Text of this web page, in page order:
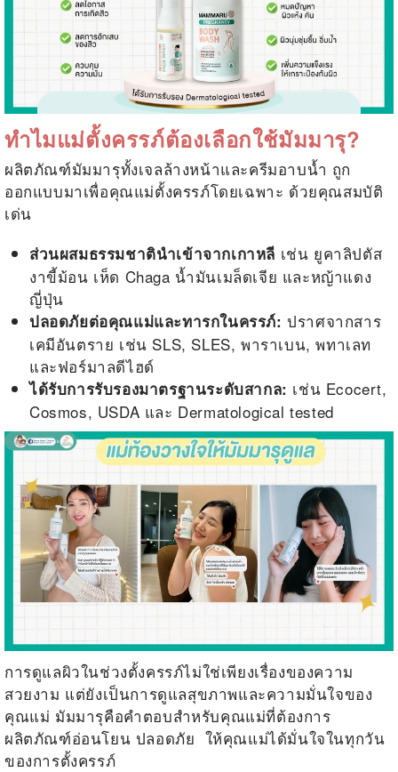
ทำไมแม่ตั้งครรภ์ต้องเลือกใช้มัมมารุ?
ผลิตภัณฑ์มัมมารุทั้งเจลล้างหน้าและครีมอาบน้ำ ถูก
ออกแบบมาเพื่อคุณแม่ตั้งครรภ์โดยเฉพาะ ด้วยคุณสมบัติ
เด่น
ส่วนผสมธรรมชาตินำเข้าจากเกาหลี เช่น ยูคาลิปตัส
งาขี้ม้อน เห็ด Chaga น้ำมันเมล็ดเจีย และหญ้าแดง
ญี่ปุ่น
ปลอดภัยต่อคุณแม่และทารกในครรภ์: ปราศจากสาร
เคมีอันตราย เช่น SLS, SLES, พาราเบน, พทาเลท
และฟอร์มาลดีไฮด์
ได้รับการรับรองมาตรฐานระดับสากล: เช่น Ecocert,
Cosmos, USDA และ Dermatological tested
การดูแลผิวในช่วงตั้งครรภ์ไม่ใช่เพียงเรื่องของความ
สวยงาม แต่ยังเป็นการดูแลสุขภาพและความมั่นใจของ
คุณแม่ มัมมารุคือคำตอบสำหรับคุณแม่ที่ต้องการ
ผลิตภัณฑ์อ่อนโยน ปลอดภัย ให้คุณแม่ได้มั่นใจในทุกวัน
ของการตั้งครรภ์